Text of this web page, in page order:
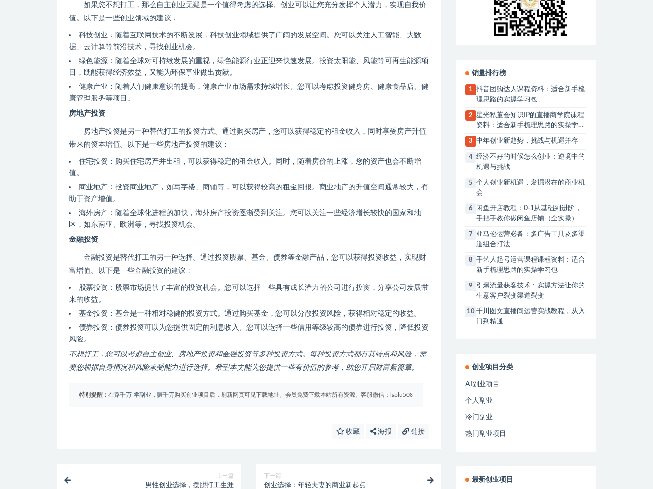
如果您不想打工，那么自主创业无疑是一个值得考虑的选择。创业可以让您充分发挥个人潜力，实现自我价
值。以下是一些创业领域的建议：
科技创业：随着互联网技术的不断发展，科技创业领域提供了广阔的发展空间。您可以关注人工智能、大数
据、云计算等前沿技术，寻找创业机会。
绿色能源：随着全球对可持续发展的重视，绿色能源行业正迎来快速发展。投资太阳能、风能等可再生能源项
目，既能获得经济效益，又能为环保事业做出贡献。
健康产业：随着人们健康意识的提高，健康产业市场需求持续增长。您可以考虑投资健身房、健康食品店、健
康管理服务等项目。
房地产投资
房地产投资是另一种替代打工的投资方式。通过购买房产，您可以获得稳定的租金收入，同时享受房产升值
带来的资本增值。以下是一些房地产投资的建议：
住宅投资：购买住宅房产并出租，可以获得稳定的租金收入。同时，随着房价的上涨，您的资产也会不断增
值。
商业地产：投资商业地产，如写字楼、商铺等，可以获得较高的租金回报。商业地产的升值空间通常较大，有
助于资产增值。
海外房产：随着全球化进程的加快，海外房产投资逐渐受到关注。您可以关注一些经济增长较快的国家和地
区，如东南亚、欧洲等，寻找投资机会。
金融投资
金融投资是替代打工的另一种选择。通过投资股票、基金、债券等金融产品，您可以获得投资收益，实现财
富增值。以下是一些金融投资的建议：
股票投资：股票市场提供了丰富的投资机会。您可以选择一些具有成长潜力的公司进行投资，分享公司发展带
来的收益。
基金投资：基金是一种相对稳健的投资方式。通过购买基金，您可以分散投资风险，获得相对稳定的收益。
债券投资：债券投资可以为您提供固定的利息收入。您可以选择一些信用等级较高的债券进行投资，降低投资
风险。
不想打工，您可以考虑自主创业、房地产投资和金融投资等多种投资方式。每种投资方式都有其特点和风险，需
要您根据自身情况和风险承受能力进行选择。希望本文能为您提供一些有价值的参考，助您开启财富新篇章。
特别提醒： 在路千万-学副业，赚千万购买创业项目后，刷新网页可见下载地址。会员免费下载本站所有资源。客服微信：laolu508
收藏 海报 链接
上一篇
男性创业选择，摆脱打工生涯
下一篇
创业选择：年轻夫妻的商业新起点
销量排行榜
1
抖音团购达人课程资料：适合新手梳
理思路的实操学习包
2
星光私董会知识IP的直播商学院课程
资料：适合新手梳理思路的实操学习
包
3 中年创业新趋势，挑战与机遇并存
4 经济不好的时候怎么创业：逆境中的
机遇与挑战
5
个人创业新机遇，发掘潜在的商业机
会
6
闲鱼开店教程：0-1从基础到进阶，
手把手教你做闲鱼店铺（全实操）
7
亚马逊运营必备：多广告工具及多渠
道组合打法
8
手艺人起号运营课程课程资料：适合
新手梳理思路的实操学习包
9
引爆流量获客技术：实操方法让你的
生意客户裂变渠道裂变
10 千川图文直播间运营实战教程，从入
门到精通
创业项目分类
AI副业项目
个人副业
冷门副业
热门副业项目
最新创业项目